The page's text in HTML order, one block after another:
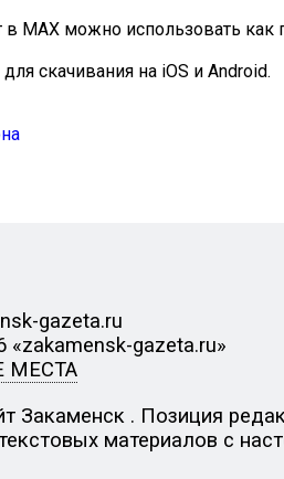
МАХ можно использовать
скачивания на iOS и Android.
gazeta.ru
gazeta.ru»
МЕСТА
Закаменск . Позиция
материалов с